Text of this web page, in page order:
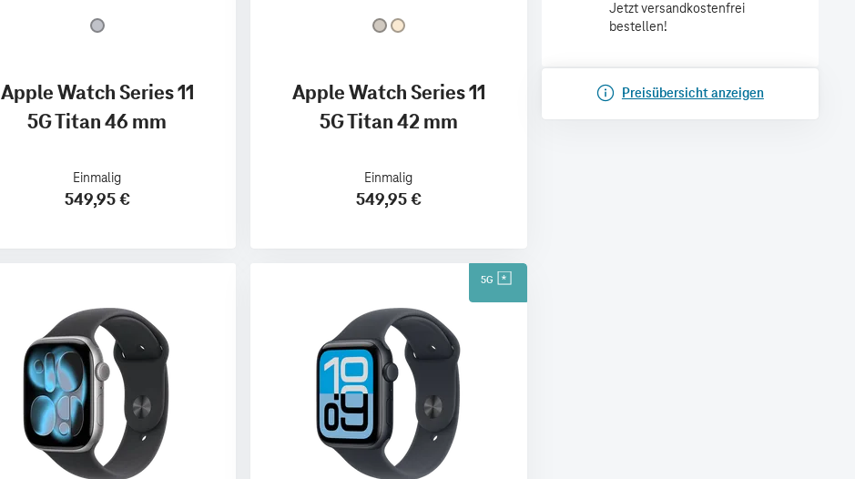
Apple Watch Series 11
5G Titan 46 mm
Einmalig
549,95 €
Apple Watch Series 11
5G Titan 42 mm
Einmalig
549,95 €
5G
Jetzt versandkostenfrei
bestellen!
Preisübersicht anzeigen